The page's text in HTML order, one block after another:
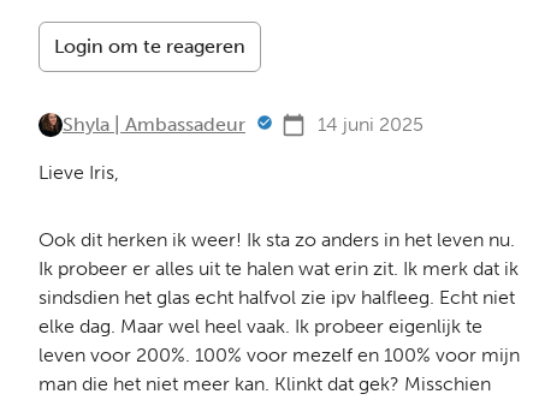
Login om te reageren
Shyla | Ambassadeur 14 juni 2025
Lieve Iris,
Ook dit herken ik weer! Ik sta zo anders in het leven nu.
Ik probeer er alles uit te halen wat erin zit. Ik merk dat ik
sindsdien het glas echt halfvol zie ipv halfleeg. Echt niet
elke dag. Maar wel heel vaak. Ik probeer eigenlijk te
leven voor 200%. 100% voor mezelf en 100% voor mijn
man die het niet meer kan. Klinkt dat gek? Misschien